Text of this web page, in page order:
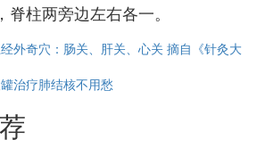
脊柱两旁边左右各一。
外奇穴：肠关、肝关、心关 摘自《针灸大
治疗肺结核不用愁